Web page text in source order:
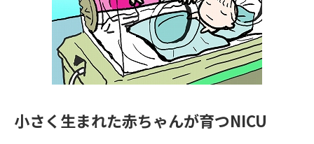
留学・進学関連、塾・予備校
大学入学共通テスト「受験案
内」の請求
大学入学共通テスト「受験上の
配慮案内」の請求
高等学校卒業程度認定試験
高等学校（情報）教員資格認定
小さく生まれた赤ちゃんが育つNICU